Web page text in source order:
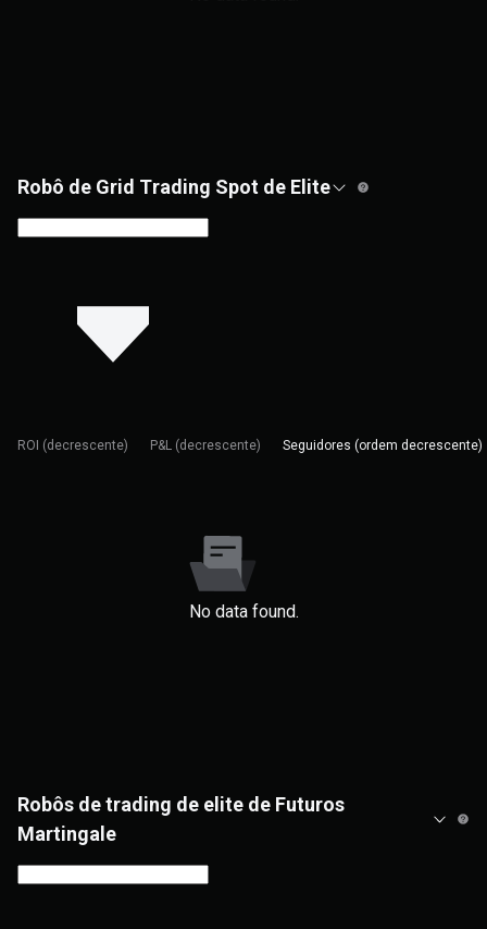
Robô de Grid Trading Spot de Elite
ROI (decrescente) P&L (decrescente) Seguidores (ordem decrescente)
No data found.
Robôs de trading de elite de Futuros
Martingale